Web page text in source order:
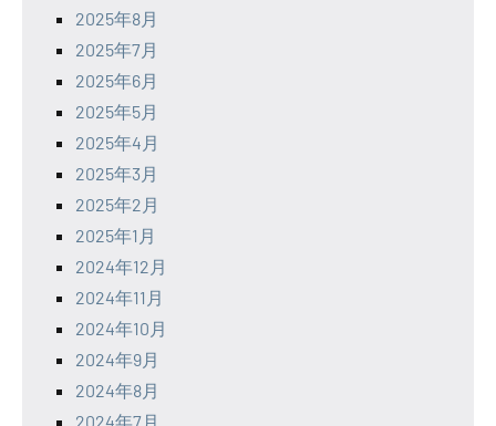
2025年8月
2025年7月
2025年6月
2025年5月
2025年4月
2025年3月
2025年2月
2025年1月
2024年12月
2024年11月
2024年10月
2024年9月
2024年8月
2024年7月